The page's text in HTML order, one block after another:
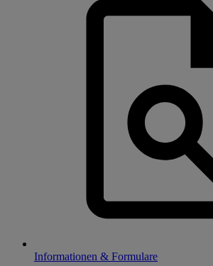
Informationen & Formulare